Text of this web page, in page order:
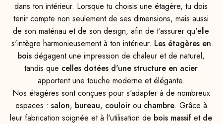
dans ton intérieur. Lorsque tu choisis une étagère, tu dois
tenir compte non seulement de ses dimensions, mais aussi
de son matériau et de son design, afin de t'assurer qu'elle
s'intègre harmonieusement à ton intérieur. Les étagères en
bois dégagent une impression de chaleur et de naturel,
tandis que celles dotées d'une structure en acier
apportent une touche moderne et élégante.
Nos étagères sont conçues pour s'adapter à de nombreux
espaces : salon, bureau, couloirou chambre. Grâce à
leur fabrication soignée et à l'utilisation de bois massif et de